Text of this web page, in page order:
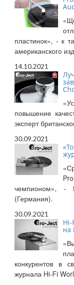
пластинок», - к
американского
14.10.2021
повышение
эксперт
30.09.2021
чемпионом», -
(Германия).
30.09.2021
на
конкурентов в
журнала Hi-Fi